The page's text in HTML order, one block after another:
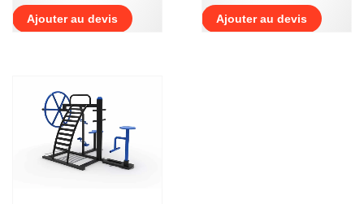
Ajouter au devis Ajouter au devis